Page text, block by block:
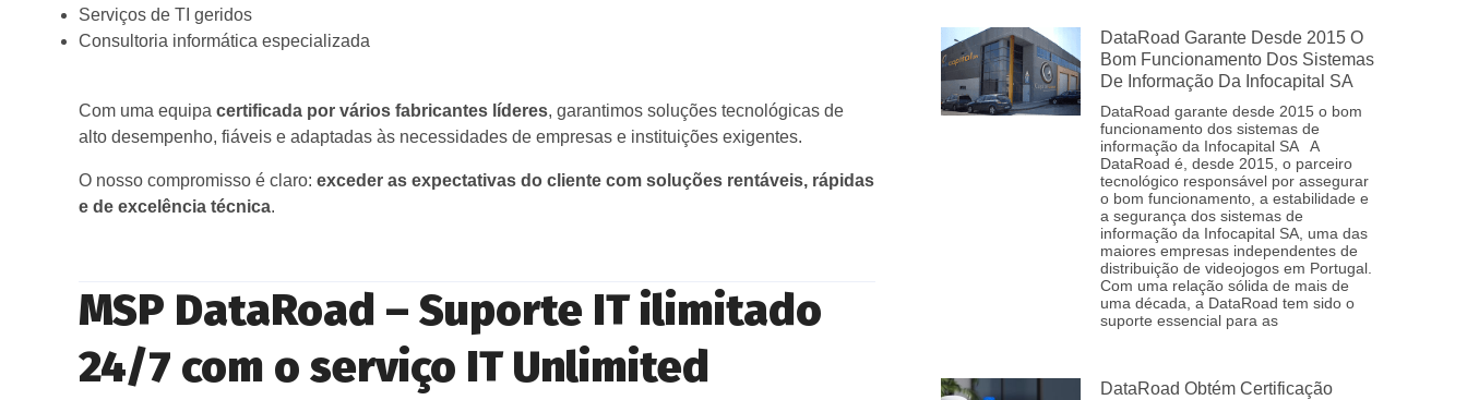
Serviços de TI geridos
Consultoria informática especializada
Com uma equipa certificada por vários fabricantes líderes, garantimos soluções tecnológicas de
alto desempenho, fiáveis e adaptadas às necessidades de empresas e instituições exigentes.
O nosso compromisso é claro: exceder as expectativas do cliente com soluções rentáveis, rápidas
e de excelência técnica.
MSP DataRoad – Suporte IT ilimitado
24/7 com o serviço IT Unlimited
DataRoad Garante Desde 2015 O
Bom Funcionamento Dos Sistemas
De Informação Da Infocapital SA
DataRoad garante desde 2015 o bom
funcionamento dos sistemas de
informação da Infocapital SA A
DataRoad é, desde 2015, o parceiro
tecnológico responsável por assegurar
o bom funcionamento, a estabilidade e
a segurança dos sistemas de
informação da Infocapital SA, uma das
maiores empresas independentes de
distribuição de videojogos em Portugal.
Com uma relação sólida de mais de
uma década, a DataRoad tem sido o
suporte essencial para as
DataRoad Obtém Certificação